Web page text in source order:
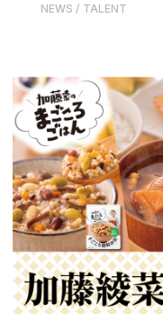
NEWS TALENT